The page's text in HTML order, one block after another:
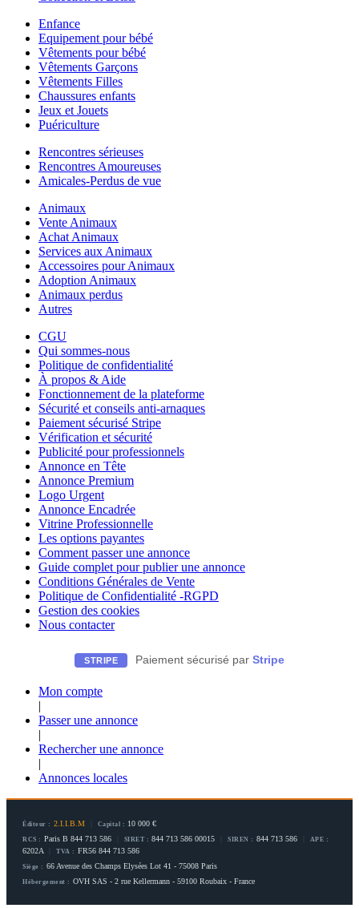
Enfance
Equipement pour bébé
Vêtements pour bébé
Vêtements Garçons
Vêtements Filles
Chaussures enfants
Jeux et Jouets
Puériculture
Rencontres sérieuses
Rencontres Amoureuses
Amicales-Perdus de vue
Animaux
Vente Animaux
Achat Animaux
Services aux Animaux
Accessoires pour Animaux
Adoption Animaux
Animaux perdus
Autres
CGU
Qui sommes-nous
Politique de confidentialité
À propos & Aide
Fonctionnement de la plateforme
Sécurité et conseils anti-arnaques
Paiement sécurisé Stripe
Vérification et sécurité
Publicité pour professionnels
Annonce en Tête
Annonce Premium
Logo Urgent
Annonce Encadrée
Vitrine Professionnelle
Les options payantes
Comment passer une annonce
Guide complet pour publier une annonce
Conditions Générales de Vente
Politique de Confidentialité -RGPD
Gestion des cookies
Nous contacter
STRIPE Paiement sécurisé par Stripe
Mon compte
|
Passer une annonce
|
Rechercher une annonce
|
Annonces locales
Éditeur : 2.I.I.B.M Capital : 10 000 €
RCS : Paris B 844 713 586 SIRET : 844 713 586 00015 SIREN : 844 713 586 APE :
6202A TVA : FR56 844 713 586
Siège : 66 Avenue des Champs Elysées Lot 41 - 75008 Paris
Hébergement : OVH SAS - 2 rue Kellermann - 59100 Roubaix - France